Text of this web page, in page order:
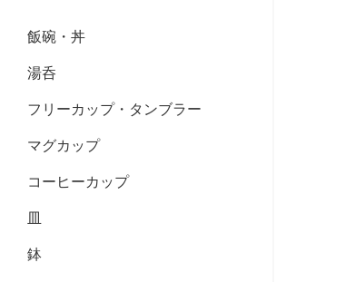
飯碗・丼
湯呑
フリーカップ・タンブラー
マグカップ
コーヒーカップ
皿
鉢